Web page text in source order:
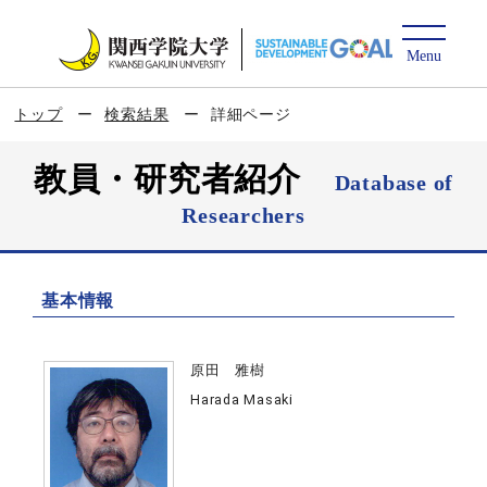
トップ 検索結果 詳細ページ
教員・研究者紹介
Database of
Researchers
基本情報
原田 雅樹
Harada Masaki